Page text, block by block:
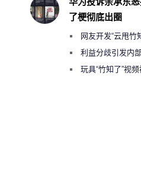
了梗彻底出圈
网友开发“云甩竹
绕梁”利益分歧引发内
曾将华为驻场工程
玩具“竹知了”视